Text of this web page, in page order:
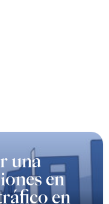
una
en
en